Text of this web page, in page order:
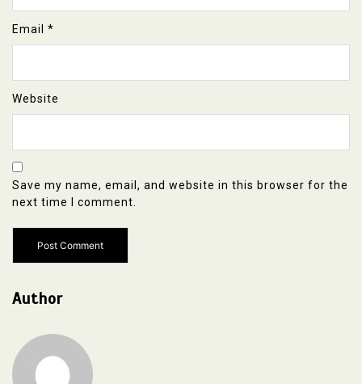
Email *
Website
Save my name, email, and website in this browser for the
next time I comment.
Author